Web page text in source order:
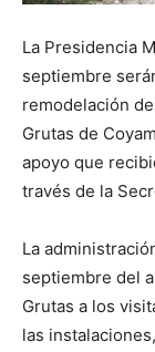
La Presidencia
septiembre
remodelación
Grutas de
apoyo que
través de la
La
septiembre del
Grutas a los
las